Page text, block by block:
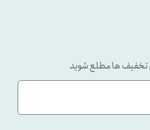
تخفیف ها مطلع شوید